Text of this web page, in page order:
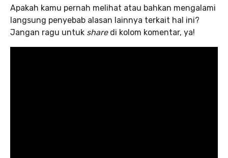
Apakah kamu pernah melihat atau bahkan mengalami
langsung penyebab alasan lainnya terkait hal ini?
Jangan ragu untuk share di kolom komentar, ya!